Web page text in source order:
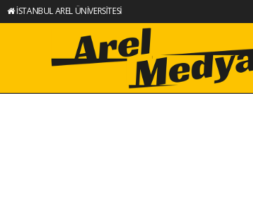
İSTANBUL AREL ÜNİVERSİTESİ